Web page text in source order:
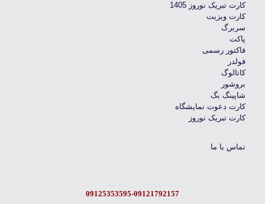
کارت تبریک نوروز 1405
کارت ویزیت
سربرگ
پاکت
فاکتور رسمی
فولدر
کاتالوگ
بروشور
شاپینگ بگ
کارت دعوت نمایشگاه
کارت تبریک نوروز
تماس با ما
09125353595-09121792157